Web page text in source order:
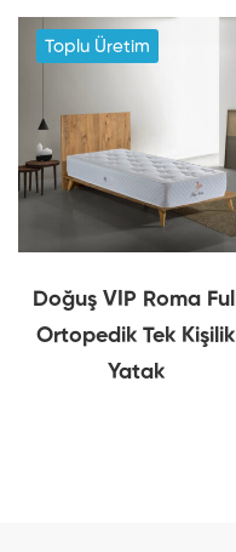
Toplu Üretim
Doğuş VIP Roma Full
Ortopedik Tek Kişilik
Yatak